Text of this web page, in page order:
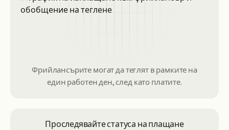
Фрийлансърите могат да теглят в рамките на
един работен ден, след като платите.
Проследявайте статуса на плащане